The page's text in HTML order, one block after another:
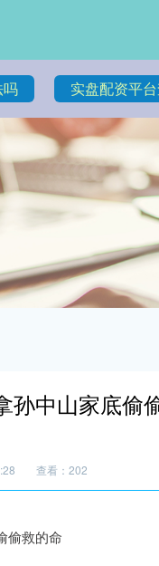
吗 实盘配资平
孙中山家底偷
查看：202